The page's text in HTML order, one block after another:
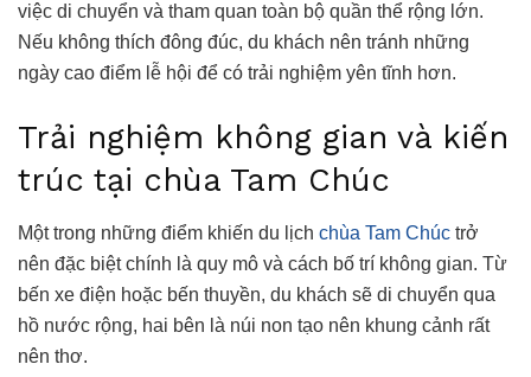
việc di chuyển và tham quan toàn bộ quần thể rộng lớn.
Nếu không thích đông đúc, du khách nên tránh những
ngày cao điểm lễ hội để có trải nghiệm yên tĩnh hơn.
Trải nghiệm không gian và kiến
trúc tại chùa Tam Chúc
Một trong những điểm khiến du lịch chùa Tam Chúc trở
nên đặc biệt chính là quy mô và cách bố trí không gian. Từ
bến xe điện hoặc bến thuyền, du khách sẽ di chuyển qua
hồ nước rộng, hai bên là núi non tạo nên khung cảnh rất
nên thơ.